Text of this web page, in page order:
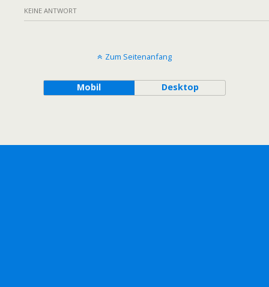
KEINE ANTWORT
Zum Seitenanfang
Mobil Desktop